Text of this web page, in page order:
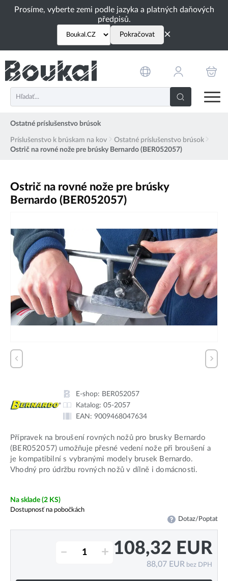
Prosíme, vyberte zemi podle jazyka a platných daňových
předpisů.
Pokračovat ×
Ostatné príslušenstvo brúsok
Príslušenstvo k brúskam na kov
Ostatné príslušenstvo brúsok
Ostrič na rovné nože pre brúsky Bernardo (BER052057)
Ostrič na rovné nože pre brúsky
Bernardo (BER052057)
E-shop: BER052057
Katalog: 05-2057
EAN: 9009468047634
Přípravek na broušení rovných nožů pro brusky Bernardo
(BER052057) umožňuje přesné vedení nože při broušení a
je kompatibilní s vybranými modely brusek Bernardo.
Vhodný pro údržbu rovných nožů v dílně i domácnosti.
Na sklade (2 KS)
Dostupnosť na pobočkách
Dotaz/Poptat
– + 108,32 EUR
88,07 EUR bez DPH